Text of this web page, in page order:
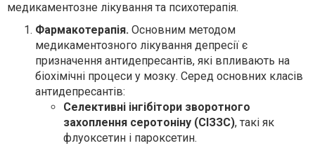
медикаментозне лікування та психотерапія.
Фармакотерапія. Основним методом
медикаментозного лікування депресії є
призначення антидепресантів, які впливають на
біохімічні процеси у мозку. Серед основних класів
антидепресантів:
Селективні інгібітори зворотного
захоплення серотоніну (СІЗЗС), такі як
флуоксетин і пароксетин.